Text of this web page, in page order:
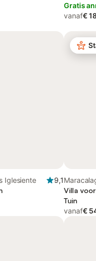
Gratis
vanaf€
Iglesiente
9,1
Villa
Tuin
vanaf€